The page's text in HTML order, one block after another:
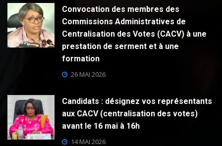
Convocation des membres des
Commissions Administratives de
Centralisation des Votes (CACV) à une
prestation de serment et à une
formation
26 MAI 2026
Candidats : désignez vos représentants
aux CACV (centralisation des votes)
avant le 16 mai à 16h
14 MAI 2026